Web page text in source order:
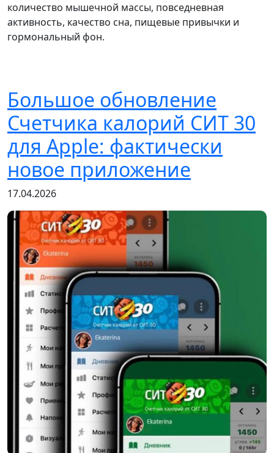
количество мышечной массы, повседневная
активность, качество сна, пищевые привычки и
гормональный фон.
Большое обновление
Счетчика калорий СИТ 30
для Apple: фактически
новое приложение
17.04.2026